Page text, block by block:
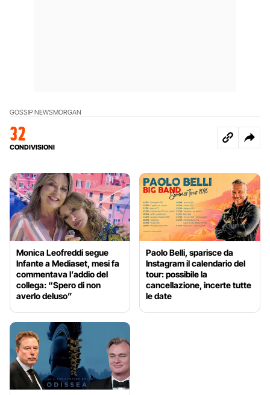
GOSSIP NEWSMORGAN
32
CONDIVISIONI
Monica Leofreddi segue
Infante a Mediaset, mesi fa
commentava l’addio del
collega: “Spero di non
averlo deluso”
Paolo Belli, sparisce da
Instagram il calendario del
tour: possibile la
cancellazione, incerte tutte
le date